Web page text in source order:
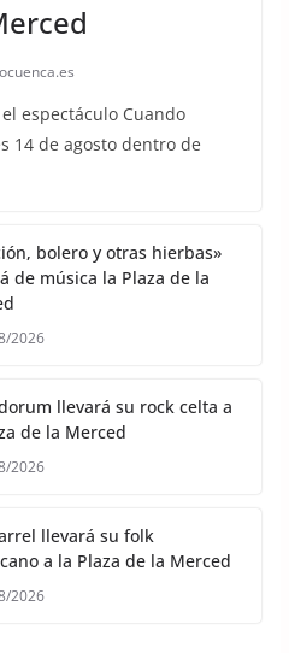
espectáculo Cuando
14 de agosto dentro de
bolero y otras hierbas»
de música la Plaza de la
2026
llevará su rock celta a
de la Merced
2026
llevará su folk
a la Plaza de la Merced
2026